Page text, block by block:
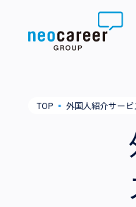
TOP ▪ 外国人紹介サー